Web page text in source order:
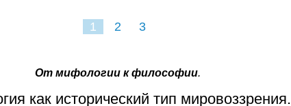
1 2 3
От мифологии к философии.
как исторический тип мировоззрения.